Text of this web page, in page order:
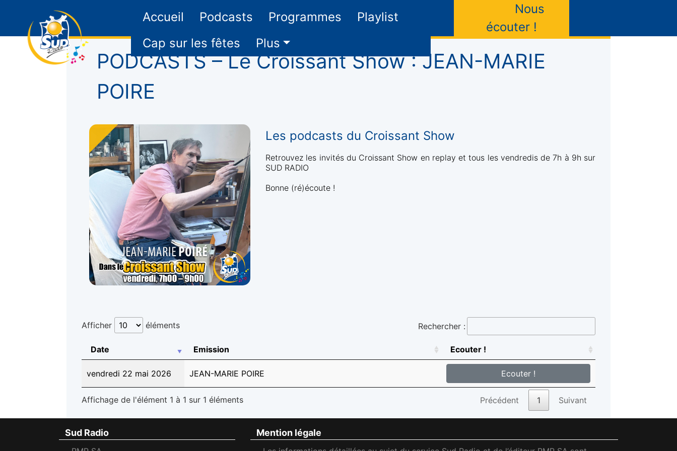
Accueil Podcasts Programmes
Playlist
Cap sur les fêtes
Plus
Nous
écouter !
PODCASTS – Le Croissant Show : JEAN-MARIE
POIRE
Les podcasts du Croissant Show
Retrouvez les invités du Croissant Show en replay et tous les vendredis de 7h à 9h sur
SUD RADIO
Bonne (ré)écoute !
Afficher éléments Rechercher :
Date Emission Ecouter !
vendredi 22 mai 2026 JEAN-MARIE POIRE Ecouter !
Affichage de l'élément 1 à 1 sur 1 éléments Précédent 1 Suivant
Sud Radio Mention légale